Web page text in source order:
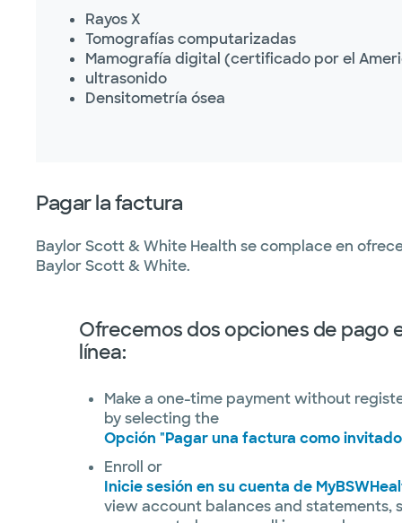
Rayos X
Tomografías computarizadas
Mamografía digital (certificado por el
ultrasonido
Densitometría ósea
Pagar la factura
Baylor Scott & White Health se complace en
Baylor Scott & White.
Ofrecemos dos opciones de pago
línea:
Make a one-time payment without
by selecting the
Opción "Pagar una factura como
Enroll or
Inicie sesión en su cuenta de
view account balances and statements,